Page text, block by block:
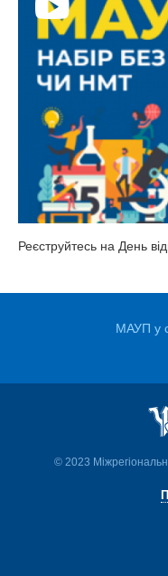
Реєструйтесь на День
МАУП у
© 2023